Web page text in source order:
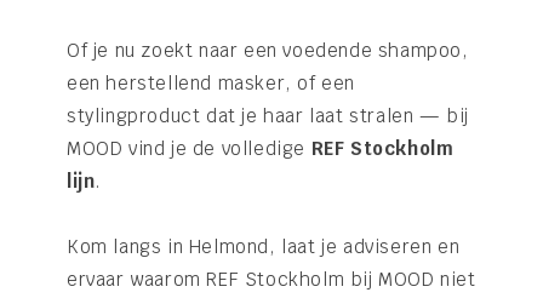
Of je nu zoekt naar een voedende shampoo,
een herstellend masker, of een
stylingproduct dat je haar laat stralen — bij
MOOD vind je de volledige REF Stockholm
lijn.
Kom langs in Helmond, laat je adviseren en
ervaar waarom REF Stockholm bij MOOD niet